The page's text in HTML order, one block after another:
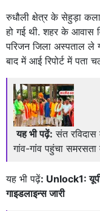
रुधौली क्षेत्र के सेहुड़ा
हो गई थी. शहर के आवास
परिजन जिला अस्पताल ले
बाद में आई रिपोर्ट में पता
यह भी पढ़ें: संत
गांव-गांव पहुंचा
यह भी पढ़ें: Unlock1:
गाइडलाइन्स जारी